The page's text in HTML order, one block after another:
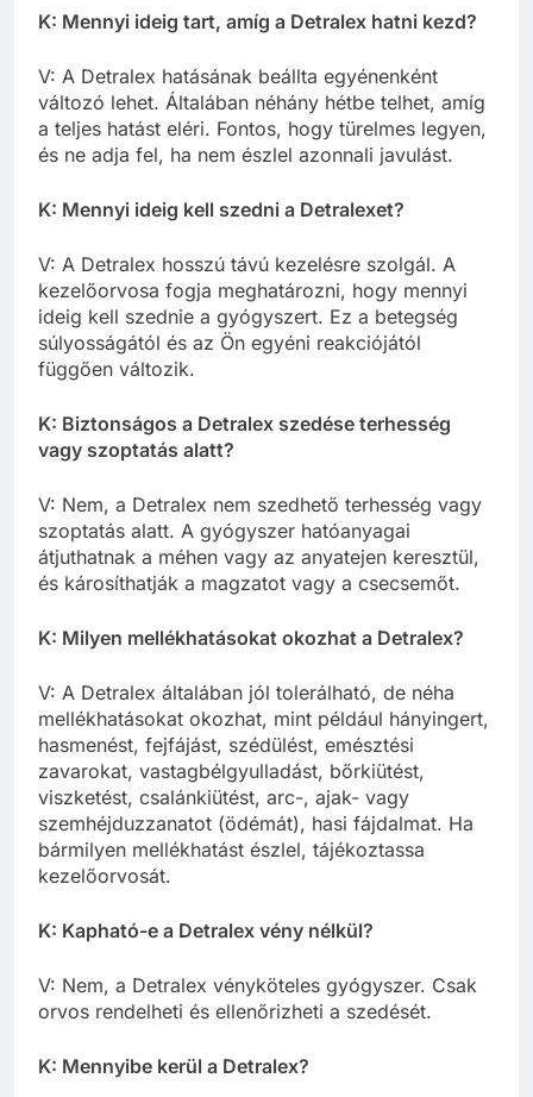
K: Mennyi ideig tart, amíg a Detralex hatni kezd?
V: A Detralex hatásának beállta egyénenként
változó lehet. Általában néhány hétbe telhet, amíg
a teljes hatást eléri. Fontos, hogy türelmes legyen,
és ne adja fel, ha nem észlel azonnali javulást.
K: Mennyi ideig kell szedni a Detralexet?
V: A Detralex hosszú távú kezelésre szolgál. A
kezelőorvosa fogja meghatározni, hogy mennyi
ideig kell szednie a gyógyszert. Ez a betegség
súlyosságától és az Ön egyéni reakciójától
függően változik.
K: Biztonságos a Detralex szedése terhesség
vagy szoptatás alatt?
V: Nem, a Detralex nem szedhető terhesség vagy
szoptatás alatt. A gyógyszer hatóanyagai
átjuthatnak a méhen vagy az anyatejen keresztül,
és károsíthatják a magzatot vagy a csecsemőt.
K: Milyen mellékhatásokat okozhat a Detralex?
V: A Detralex általában jól tolerálható, de néha
mellékhatásokat okozhat, mint például hányingert,
hasmenést, fejfájást, szédülést, emésztési
zavarokat, vastagbélgyulladást, bőrkiütést,
viszketést, csalánkiütést, arc-, ajak- vagy
szemhéjduzzanatot (ödémát), hasi fájdalmat. Ha
bármilyen mellékhatást észlel, tájékoztassa
kezelőorvosát.
K: Kapható-e a Detralex vény nélkül?
V: Nem, a Detralex vényköteles gyógyszer. Csak
orvos rendelheti és ellenőrizheti a szedését.
K: Mennyibe kerül a Detralex?